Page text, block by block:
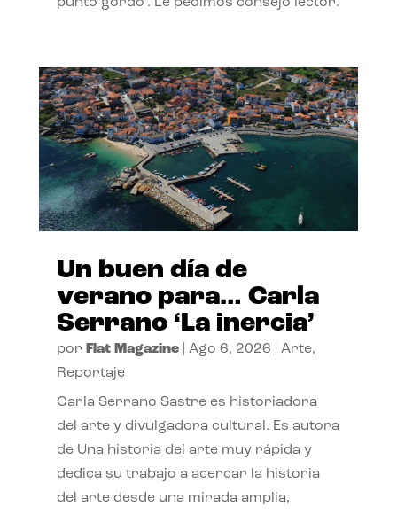
Un buen día de
verano para… Carla
Serrano ‘La inercia’
por Flat Magazine| Ago 6, 2026 Arte,
Reportaje
Carla Serrano Sastre es historiadora
del arte y divulgadora cultural. Es autora
de Una historia del arte muy rápida y
dedica su trabajo a acercar la historia
del arte desde una mirada amplia,